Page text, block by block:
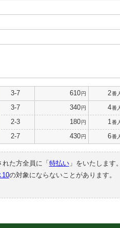
3-7 610円 2番
3-7 340円 4番
2-3 180円 1 番
2-7 430円 6番
た方全員に「 特払い」をいたします。
10の対象にならないことがあります。